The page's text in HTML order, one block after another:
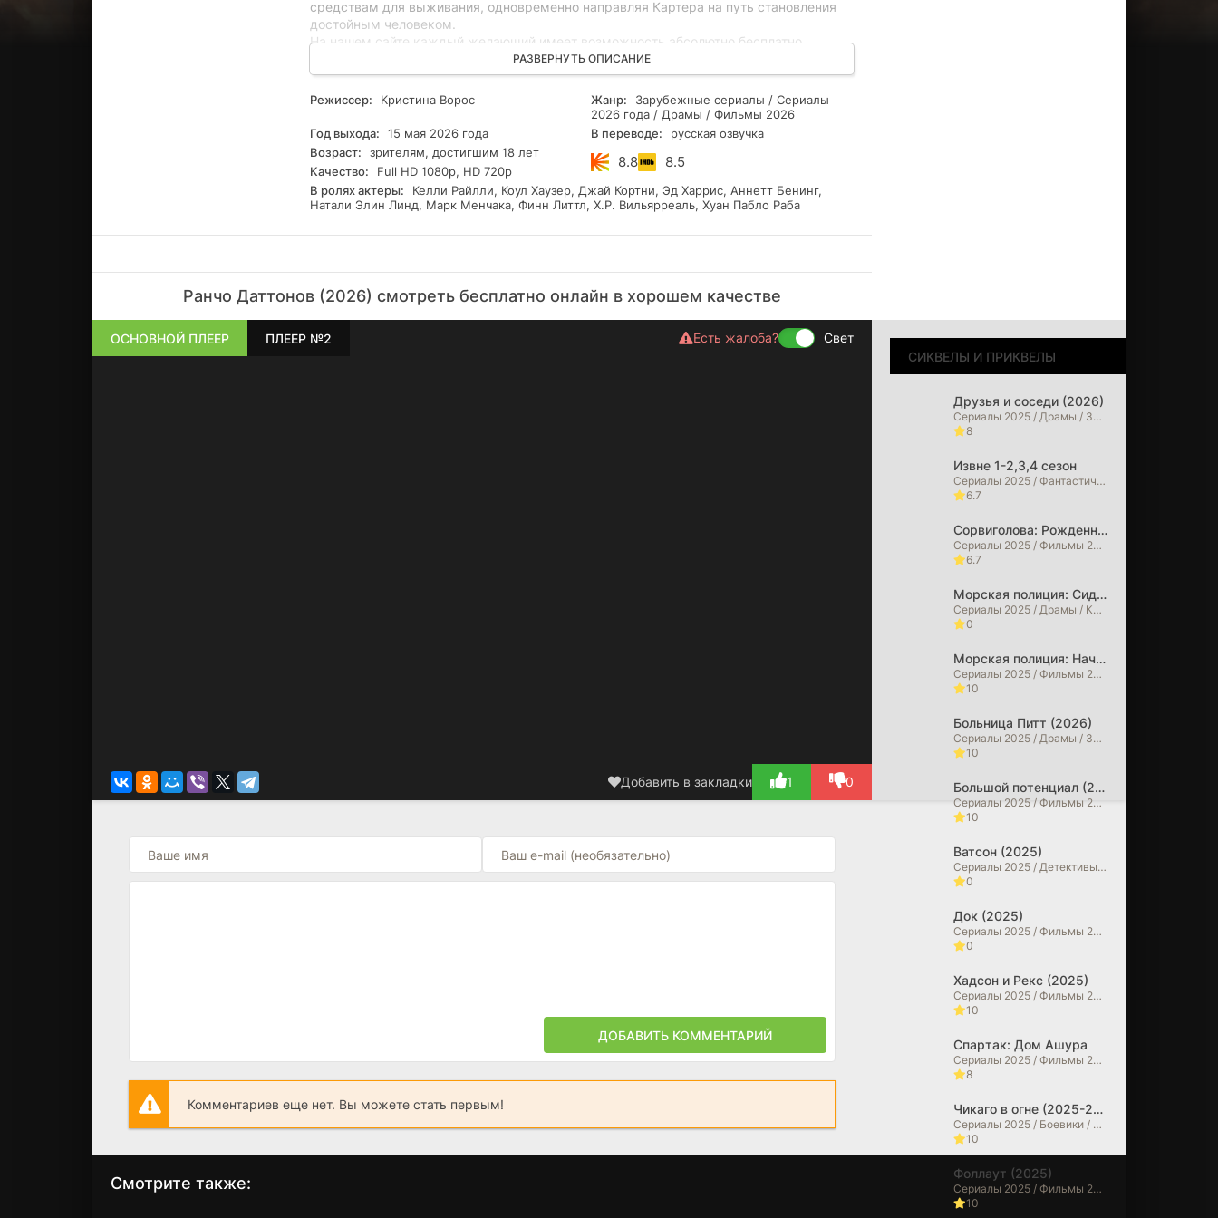
средствам для выживания, одновременно направляя Картера на путь становления
достойным человеком.
На нашем сайте каждый желающий имеет возможность абсолютно бесплатно
смотреть все эпизоды 1 сезон сериал "Ранчо Даттонов" (2026) онлайн в русской
озвучке. Для просмотра не требуется регистрация, а качество видео доступно в
формате Full HD и даже UHD 4K.
РАЗВЕРНУТЬ ОПИСАНИЕ
Режиссер: Кристина Ворос Жанр:
Зарубежные сериалы / Сериалы
2026 года / Драмы / Фильмы 2026
Год выхода:
15 мая 2026 года В переводе:
русская озвучка
Возраст:
зрителям, достигшим 18 лет
8.8 8.5
Качество:
Full HD 1080p, HD 720p
В ролях актеры:
Келли Райлли, Коул Хаузер, Джай Кортни, Эд Харрис, Аннетт Бенинг,
Натали Элин Линд, Марк Менчака, Финн Литтл, Х.Р. Вильярреаль, Хуан Пабло Раба
Ранчо Даттонов (2026) смотреть бесплатно онлайн в хорошем качестве
ОСНОВНОЙ ПЛЕЕР ПЛЕЕР №2 Есть жалоба? Свет
Добавить в закладки 1 0
СИКВЕЛЫ И ПРИКВЕЛЫ
Друзья и соседи (2026)
Сериалы 2025 / Драмы / Зарубежные сериалы / Сериалы 2026 года
8
Извне 1-2,3,4 сезон
Сериалы 2025 / Фантастические / Детективы / Драмы / Триллеры / Ужасы / Фильмы 2025 / Фильмы 2026 / Зарубежные сериалы / Сериалы 2026 года
6.7
Сорвиголова: Рожденный заново (2026)
Сериалы 2025 / Фильмы 2025 / Фильмы в 4K / Криминальные фильмы / Боевики / Драмы / Фильмы-приключения / Триллеры / Фэнтези / Фантастические / Сериалы 2026 года / Фильмы 2026
6.7
Морская полиция: Сидней (2026)
Сериалы 2025 / Драмы / Криминальные фильмы / Сериалы 2026 года
0
Морская полиция: Начало (2026)
Сериалы 2025 / Фильмы 2025 / Драмы / Криминальные фильмы / Сериалы 2026 года
10
Больница Питт (2026)
Сериалы 2025 / Драмы / Зарубежные сериалы
10
Большой потенциал (2025)
Сериалы 2025 / Фильмы 2025 / Детективы / Драмы / Криминальные фильмы / Зарубежные сериалы
10
Ватсон (2025)
Сериалы 2025 / Детективы / Драмы
0
Док (2025)
Сериалы 2025 / Фильмы 2025 / Исторические фильмы / Драмы / Биографические фильмы
0
Хадсон и Рекс (2025)
Сериалы 2025 / Фильмы 2025 / Криминальные фильмы / Драмы / Детективы
10
Спартак: Дом Ашура
Сериалы 2025 / Фильмы 2025 / Драмы / Исторические фильмы / Зарубежные сериалы
8
Чикаго в огне (2025-2026)
Сериалы 2025 / Боевики / Драмы / Сериалы 2026 года / Зарубежные сериалы
10
Фоллаут (2025)
Сериалы 2025 / Фильмы 2025 / Фантастические / Боевики / Фильмы-приключения / Драмы / Зарубежные сериалы
10
ДОБАВИТЬ КОММЕНТАРИЙ
Комментариев еще нет. Вы можете стать первым!
Смотрите также: